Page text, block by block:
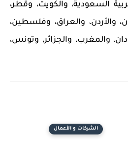
السعودية، والكويت، وقطر،
والأردن، والعراق، وفلسطين،
والمغرب، والجزائر، وتونس،
الشركات و الأعمال